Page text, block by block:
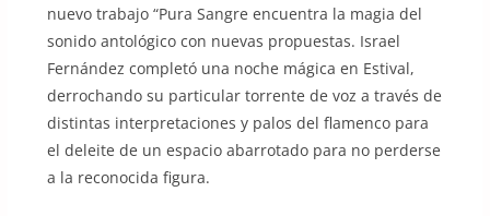
nuevo trabajo “Pura Sangre encuentra la magia del
sonido antológico con nuevas propuestas. Israel
Fernández completó una noche mágica en Estival,
derrochando su particular torrente de voz a través de
distintas interpretaciones y palos del flamenco para
el deleite de un espacio abarrotado para no perderse
a la reconocida figura.